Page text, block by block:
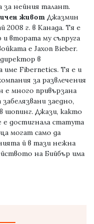
за нейния талант.
живот Джазмин
2008 г. в Канада. Тя е
втората му съпруга
е Jaxon Bieber.
в
име Fibernetics. Тя е и
за развлечения
е много привързана
заедно,
шопинг. Джази, както
достигнала статута
могат само да
й в тази нежна
на Бийбър има